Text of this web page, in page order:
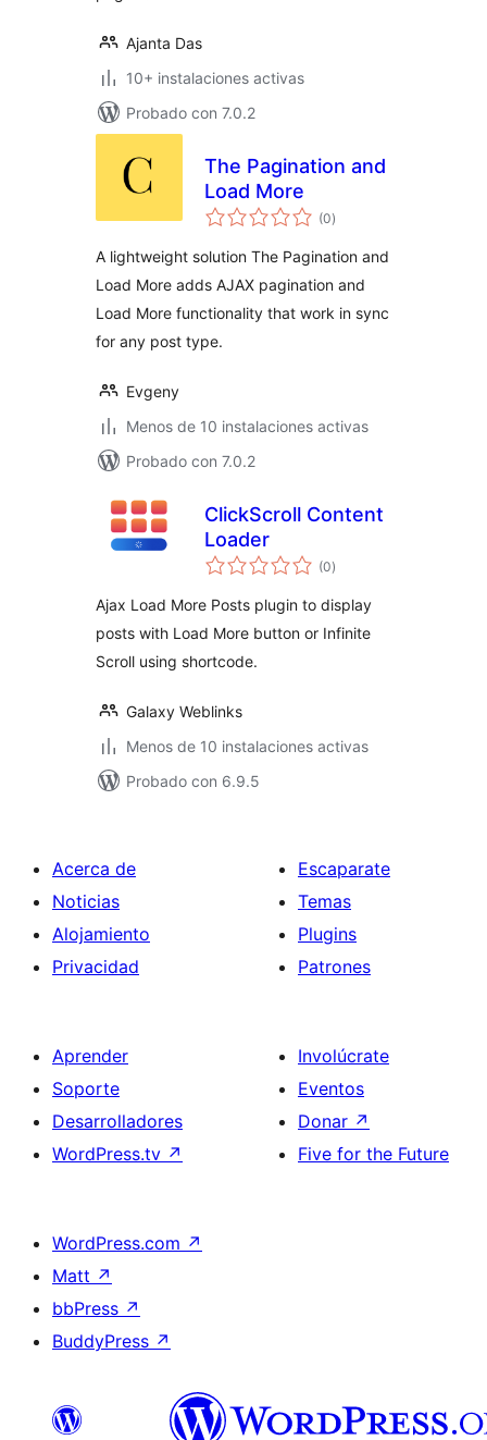
Ajanta Das
10+ instalaciones activas
Probado con 7.0.2
The Pagination and
Load More
(0valoraciones
en
)
A lightweight solution The Pagination and
Load More adds AJAX pagination and
Load More functionality that work in sync
for any post type.
Evgeny
Menos de 10 instalaciones activas
Probado con 7.0.2
ClickScroll Content
Loader
(0valoraciones
en
)
Ajax Load More Posts plugin to display
posts with Load More button or Infinite
Scroll using shortcode.
Galaxy Weblinks
Menos de 10 instalaciones activas
Probado con 6.9.5
Acerca de
Noticias
Alojamiento
Privacidad
Escaparate
Temas
Plugins
Patrones
Aprender
Soporte
Desarrolladores
WordPress.tv ↗
Involúcrate
Eventos
Donar ↗
Five for the Future
WordPress.com ↗
Matt ↗
bbPress ↗
BuddyPress ↗